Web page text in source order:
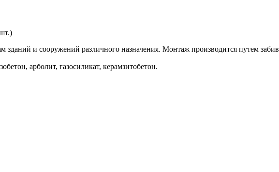
зданий и сооружений различного назначения. Монтаж производится путем
арболит, газосиликат, керамзитобетон.